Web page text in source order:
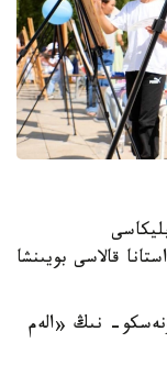
قالاسى بويىنشا
نىڭ «الەم